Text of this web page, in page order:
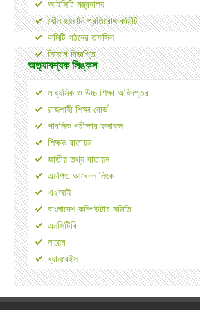
অর্ধবার্ষিক ও প্রাকনির্বাচনী পরীক্ষার সময় সূচী-২০১৯
যৌন হয়রানি প্রতিরোধ কমিটি
কমিটি গঠনের তফসিল
নিয়োগ বিজ্ঞপ্তি
আইসিটি মন্ত্রনালয়
অত্যাবশ্যক লিঙ্কস
মাধ্যমিক ও উচ্চ শিক্ষা অধিদপ্তর
রাজশাহী শিক্ষা বোর্ড
পাবলিক পরীক্ষার ফলাফল
শিক্ষক বাতায়ন
জাতীয় তথ্য বাতায়ন
এমপিও আবেদন লিংক
এ২আই
বাংলাদেশ কম্পিউটার সমিতি
এনসিটিবি
নায়েম
ব্যানবেইস